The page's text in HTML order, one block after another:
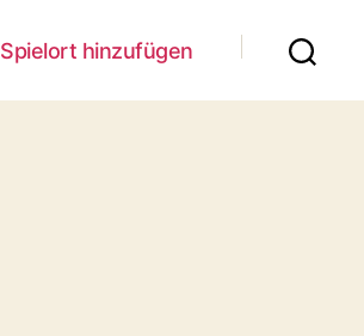
Spielort hinzufügen